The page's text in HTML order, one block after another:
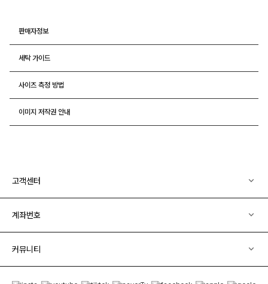
판매자정보
세탁 가이드
사이즈 측정 방법
이미지 저작권 안내
고객센터
계좌번호
커뮤니티